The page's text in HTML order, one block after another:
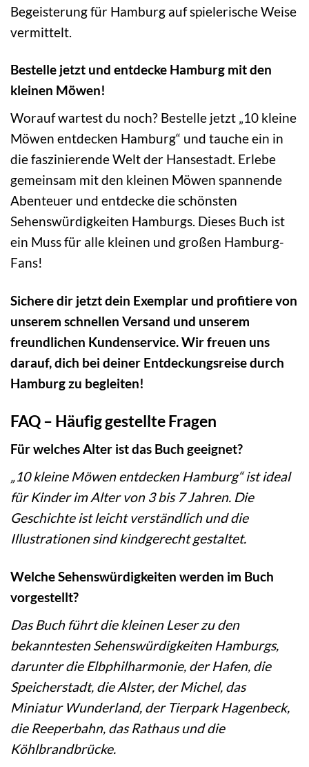
Begeisterung für Hamburg auf spielerische Weise
vermittelt.
Bestelle jetzt und entdecke Hamburg mit den
kleinen Möwen!
Worauf wartest du noch? Bestelle jetzt „10 kleine
Möwen entdecken Hamburg“ und tauche ein in
die faszinierende Welt der Hansestadt. Erlebe
gemeinsam mit den kleinen Möwen spannende
Abenteuer und entdecke die schönsten
Sehenswürdigkeiten Hamburgs. Dieses Buch ist
ein Muss für alle kleinen und großen Hamburg-
Fans!
Sichere dir jetzt dein Exemplar und profitiere von
unserem schnellen Versand und unserem
freundlichen Kundenservice. Wir freuen uns
darauf, dich bei deiner Entdeckungsreise durch
Hamburg zu begleiten!
FAQ – Häufig gestellte Fragen
Für welches Alter ist das Buch geeignet?
„10 kleine Möwen entdecken Hamburg“ ist ideal
für Kinder im Alter von 3 bis 7 Jahren. Die
Geschichte ist leicht verständlich und die
Illustrationen sind kindgerecht gestaltet.
Welche Sehenswürdigkeiten werden im Buch
vorgestellt?
Das Buch führt die kleinen Leser zu den
bekanntesten Sehenswürdigkeiten Hamburgs,
darunter die Elbphilharmonie, der Hafen, die
Speicherstadt, die Alster, der Michel, das
Miniatur Wunderland, der Tierpark Hagenbeck,
die Reeperbahn, das Rathaus und die
Köhlbrandbrücke.